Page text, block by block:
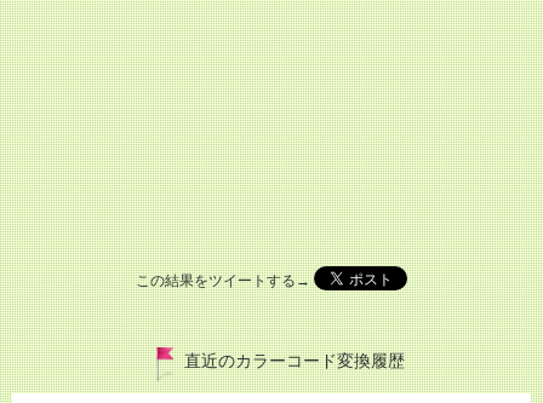
この結果をツイートする→
直近のカラーコード変換履歴